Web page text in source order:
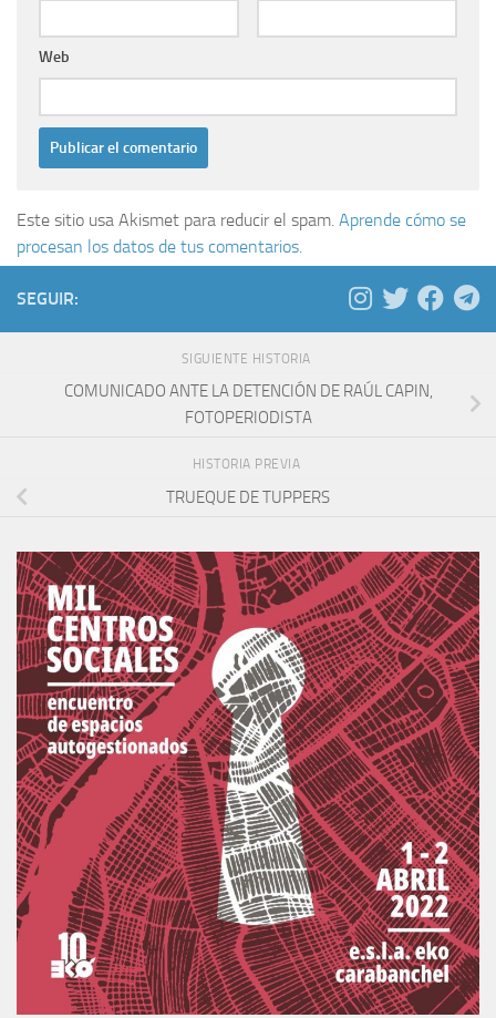
Web
Este sitio usa Akismet para reducir el spam. Aprende cómo se
procesan los datos de tus comentarios.
SEGUIR:
SIGUIENTE HISTORIA
COMUNICADO ANTE LA DETENCIÓN DE RAÚL CAPIN,
FOTOPERIODISTA
HISTORIA PREVIA
TRUEQUE DE TUPPERS